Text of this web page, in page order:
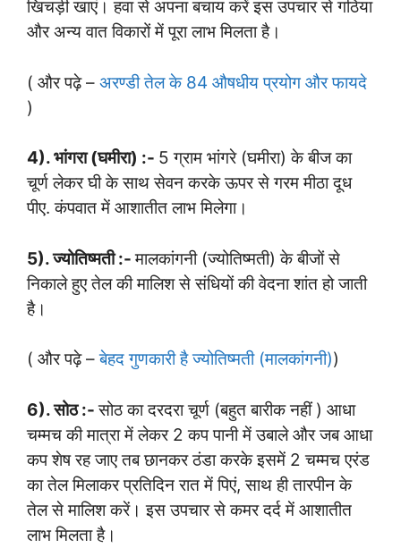
खिचड़ी खाएं। हवा से अपना बचाय करें इस उपचार से गठिया
और अन्य वात विकारों में पूरा लाभ मिलता है।
( और पढ़े – अरण्डी तेल के 84 औषधीय प्रयोग और फायदे
)
4). भांगरा (घमीरा) :- 5 ग्राम भांगरे (घमीरा) के बीज का
चूर्ण लेकर घी के साथ सेवन करके ऊपर से गरम मीठा दूध
पीए. कंपवात में आशातीत लाभ मिलेगा।
5). ज्योतिष्मती :-मालकांगनी (ज्योतिष्मती) के बीजों से
निकाले हुए तेल की मालिश से संधियों की वेदना शांत हो जाती
है।
( और पढ़े –बेहद गुणकारी है ज्योतिष्मती (मालकांगनी))
6). सोठ :-सोठ का दरदरा चूर्ण (बहुत बारीक नहीं ) आधा
चम्मच की मात्रा में लेकर 2 कप पानी में उबाले और जब आधा
कप शेष रह जाए तब छानकर ठंडा करके इसमें 2 चम्मच एरंड
का तेल मिलाकर प्रतिदिन रात में पिएं, साथ ही तारपीन के
तेल से मालिश करें। इस उपचार से कमर दर्द में आशातीत
लाभ मिलता है।